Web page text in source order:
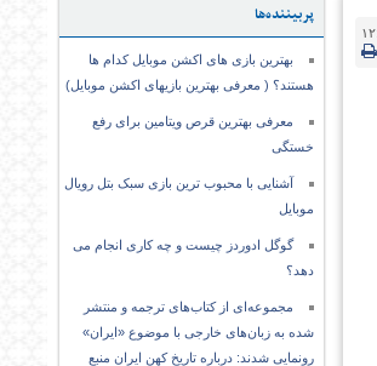
پربیننده‌ها
بهترین بازی های اکشن موبایل کدام ها
هستند؟ ( معرفی بهترین بازیهای اکشن موبایل)
معرفی بهترین قرص ویتامین برای رفع
خستگی
آشنایی با محبوب ترین بازی سبک بتل رویال
موبایل
گوگل ادوردز چیست و چه کاری انجام می
دهد؟
مجموعه‌ای از کتاب‌های ترجمه و منتشر
شده به زبان‌های خارجی با موضوع «ایران»
رونمایی شدند: درباره تاریخ کهن ایران منبع